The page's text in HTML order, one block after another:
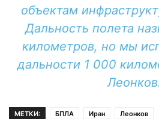
объектам
Дальность полета
километров, но мы
дальности 1 000
МЕТКИ: БПЛА Иран Леонков